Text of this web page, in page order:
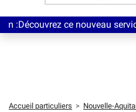
ce nouveau service de
Accueil particuliers > Nouvelle-